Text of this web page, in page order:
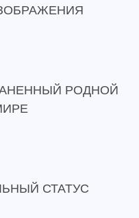
РОДНОЙ
СТАТУС